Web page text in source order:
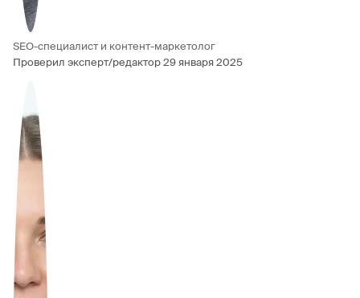
SEO-специалист и контент-маркетолог
Проверил эксперт/редактор29 января 2025